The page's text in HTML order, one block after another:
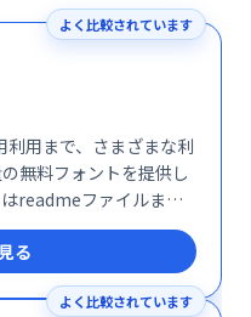
よく比較されています
用まで、さまざまな利
無料フォントを提供し
readmeファイルまた
情報をご確認いただけ
る
よく比較されています